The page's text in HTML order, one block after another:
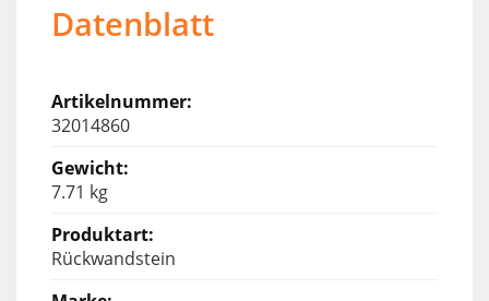
Datenblatt
32014860
7.71 kg
Rückwandstein